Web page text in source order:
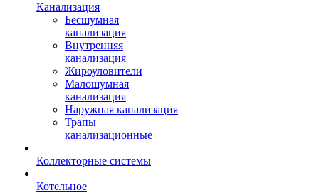
Канализация
Бесшумная
канализация
Внутренняя
канализация
Жироуловители
Малошумная
канализация
Наружная канализация
Трапы
канализационные
Коллекторные системы
Котельное